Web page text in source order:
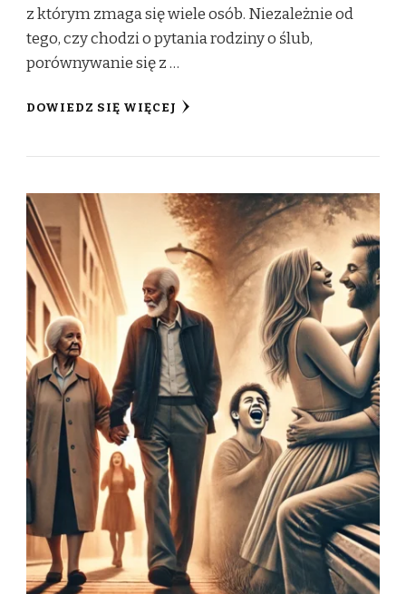
z którym zmaga się wiele osób. Niezależnie od
tego, czy chodzi o pytania rodziny o ślub,
porównywanie się z …
DOWIEDZ SIĘ WIĘCEJ